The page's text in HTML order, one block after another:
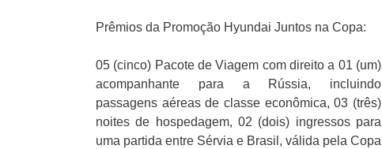
Prêmios da Promoção Hyundai Juntos na Copa:
05 (cinco) Pacote de Viagem com direito a 01 (um)
acompanhante para a Rússia, incluindo
passagens aéreas de classe econômica, 03 (três)
noites de hospedagem, 02 (dois) ingressos para
uma partida entre Sérvia e Brasil, válida pela Copa